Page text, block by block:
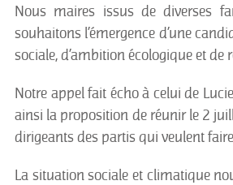
Nous maires issus de diverses
souhaitons l’émergence d’une
sociale, d’ambition écologique et
Notre appel fait écho à celui de
ainsi la proposition de réunir le 2
dirigeants des partis qui veulent
La situation sociale et climatique